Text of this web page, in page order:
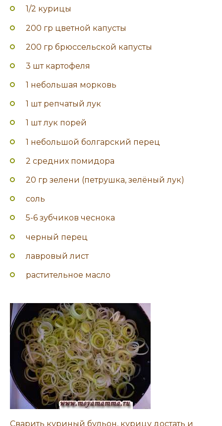
1/2 курицы
200 гр цветной капусты
200 гр брюссельской капусты
3 шт картофеля
1 небольшая морковь
1 шт репчатый лук
1 шт лук порей
1 небольшой болгарский перец
2 средних помидора
20 гр зелени (петрушка, зелёный лук)
соль
5-6 зубчиков чеснока
черный перец
лавровый лист
растительное масло
Сварить куриный бульон, курицу достать и